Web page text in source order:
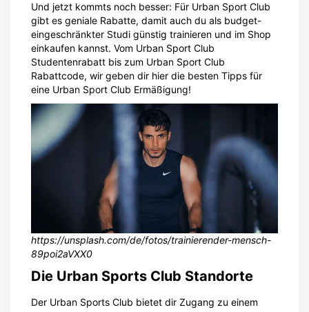
Und jetzt kommts noch besser: Für Urban Sport Club
gibt es geniale Rabatte, damit auch du als budget-
eingeschränkter Studi günstig trainieren und im Shop
einkaufen kannst. Vom Urban Sport Club
Studentenrabatt bis zum Urban Sport Club
Rabattcode, wir geben dir hier die besten Tipps für
eine Urban Sport Club Ermäßigung!
https://unsplash.com/de/fotos/trainierender-mensch-
89poi2aVXX0
Die Urban Sports Club Standorte
Der Urban Sports Club bietet dir Zugang zu einem